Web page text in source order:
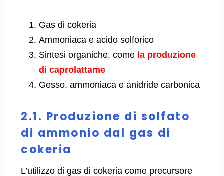
Gas di cokeria
Ammoniaca e acido solforico
Sintesi organiche, come la produzione
di caprolattame
Gesso, ammoniaca e anidride carbonica
2.1. Produzione di solfato
di ammonio dal gas di
cokeria
L’utilizzo di gas di cokeria come precursore